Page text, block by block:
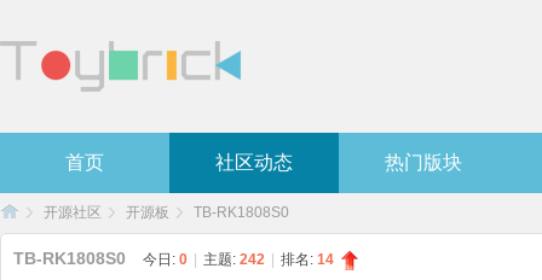
首页 社区动态 热门版块
开源社区 开源板 TB-RK1808S0
TB-RK1808S0 今日: 0 主题: 242 排名: 14